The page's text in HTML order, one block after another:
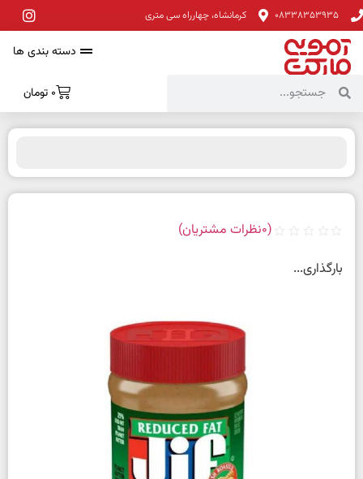
08338353935 کرمانشاه، چهارراه سی متری
دسته بندی ها
0 تومان
(
0نظرات مشتریان)
بارگذاری...